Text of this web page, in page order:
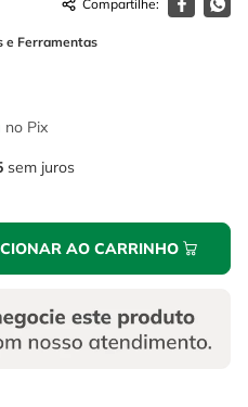
e Ferramentas
no Pix
sem juros
AO CARRINHO